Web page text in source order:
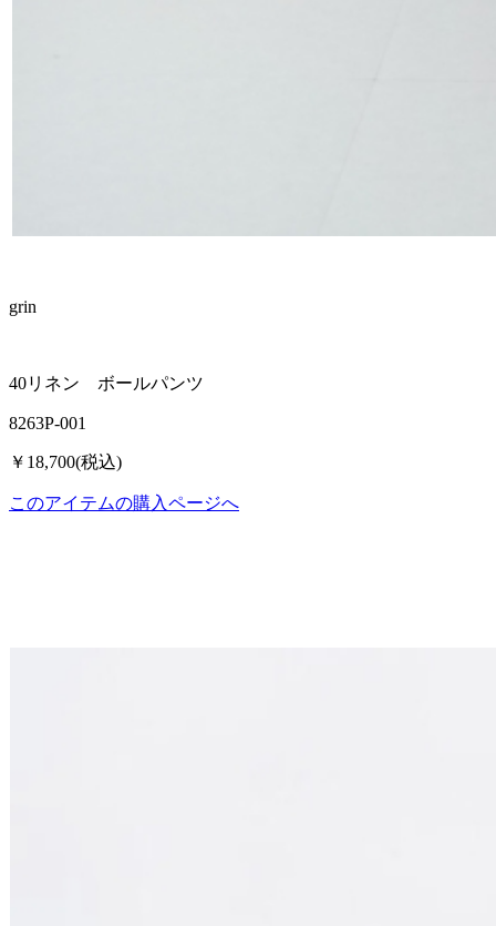
grin
40リネン ボールパンツ
8263P-001
￥18,700(税込)
このアイテムの購入ページへ